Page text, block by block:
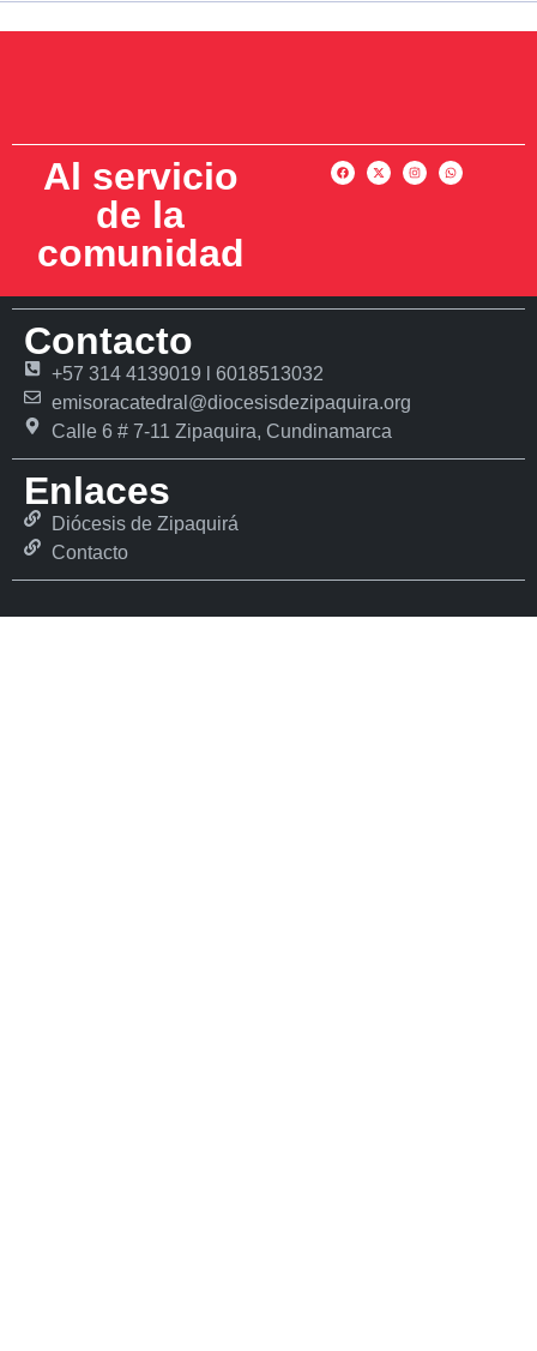
Al servicio
de la
comunidad
Contacto
+57 314 4139019 l 6018513032
emisoracatedral@diocesisdezipaquira.org
Calle 6 # 7-11 Zipaquira, Cundinamarca
Enlaces
Diócesis de Zipaquirá
Contacto